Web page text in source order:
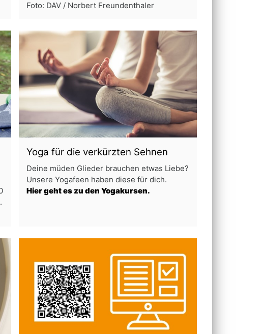
Foto: DAV / Norbert Freundenthaler
Yoga für die verkürzten Sehnen
Deine müden Glieder brauchen etwas Liebe?
Unsere Yogafeen haben diese für dich.
Hier geht es zu den Yogakursen.